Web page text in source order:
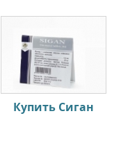
Купить Сиган